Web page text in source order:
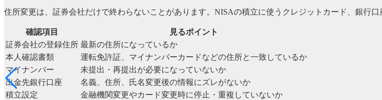
住所変更は、証券会社だけで終わらないことがあります。NISAの積立に使うクレジットカード、銀行
確認項目
見るポイント
証券会社の登録住所 最新の住所になっているか
本人確認書類
運転免許証、マイナンバーカードなどの住所と一致しているか
マイナンバー
未提出・再提出が必要になっていないか
出金先銀行口座
名義、住所、氏名変更後の情報にズレがないか
積立設定
金融機関変更やカード変更時に停止・重複していないか